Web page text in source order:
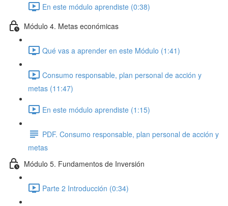
En este módulo aprendiste (0:38)
Módulo 4. Metas económicas
Qué vas a aprender en este Módulo (1:41)
Consumo responsable, plan personal de acción y
metas (11:47)
En este módulo aprendiste (1:15)
PDF. Consumo responsable, plan personal de acción y
metas
Módulo 5. Fundamentos de Inversión
Parte 2 Introducción (0:34)